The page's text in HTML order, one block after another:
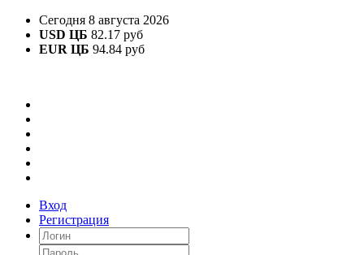
Сегодня 8 августа 2026
USD ЦБ 82.17 руб
EUR ЦБ 94.84 руб
Вход
Регистрация